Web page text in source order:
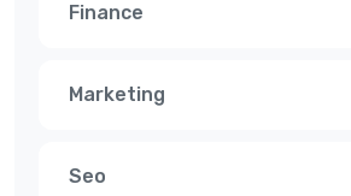
Finance
Marketing
Seo